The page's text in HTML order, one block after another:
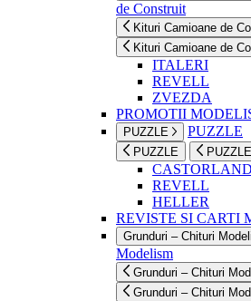
de Construit
Kituri Camioane de
Kituri Camioane de
ITALERI
REVELL
ZVEZDA
PROMOTII
PUZZLE PUZZLE
PUZZLE PUZZLE
CASTORLAND
REVELL
HELLER
REVISTE SI CARTI
Grunduri – Chituri
Modelism
Grunduri – Chituri
Grunduri – Chituri